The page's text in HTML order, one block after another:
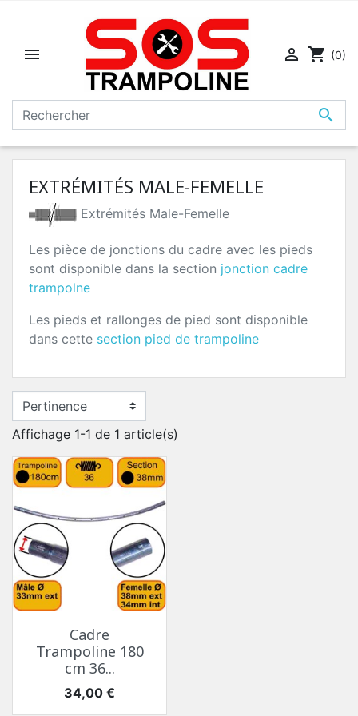


 shopping_cart (0)
EXTRÉMITÉS MALE-FEMELLE
Extrémités Male-Femelle
Les pièce de jonctions du cadre avec les pieds
sont disponible dans la section jonction cadre
trampolne
Les pieds et rallonges de pied sont disponible
dans cette section pied de trampoline
Affichage 1-1 de 1 article(s)
Cadre
Trampoline 180
cm 36...
Prix
34,00 €